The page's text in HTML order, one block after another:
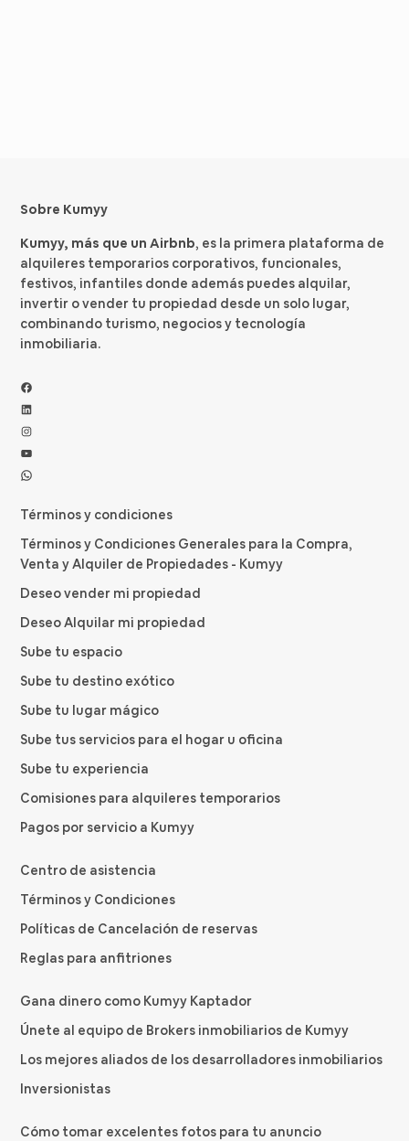
Sobre Kumyy
Kumyy, más que un Airbnb, es la primera plataforma de
alquileres temporarios corporativos, funcionales,
festivos, infantiles donde además puedes alquilar,
invertir o vender tu propiedad desde un solo lugar,
combinando turismo, negocios y tecnología
inmobiliaria.
Facebook
LinkedIn
Instagram
YouTube
WhatsApp
Términos y condiciones
Términos y Condiciones Generales para la Compra,
Venta y Alquiler de Propiedades - Kumyy
Deseo vender mi propiedad
Deseo Alquilar mi propiedad
Sube tu espacio
Sube tu destino exótico
Sube tu lugar mágico
Sube tus servicios para el hogar u oficina
Sube tu experiencia
Comisiones para alquileres temporarios
Pagos por servicio a Kumyy
Centro de asistencia
Términos y Condiciones
Políticas de Cancelación de reservas
Reglas para anfitriones
Gana dinero como Kumyy Kaptador
Únete al equipo de Brokers inmobiliarios de Kumyy
Los mejores aliados de los desarrolladores inmobiliarios
Inversionistas
Cómo tomar excelentes fotos para tu anuncio